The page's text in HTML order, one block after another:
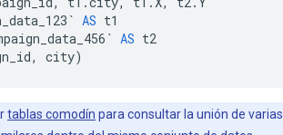
` AS t1
` AS t2
, city)
tablas comodín para consultar la unión de varias